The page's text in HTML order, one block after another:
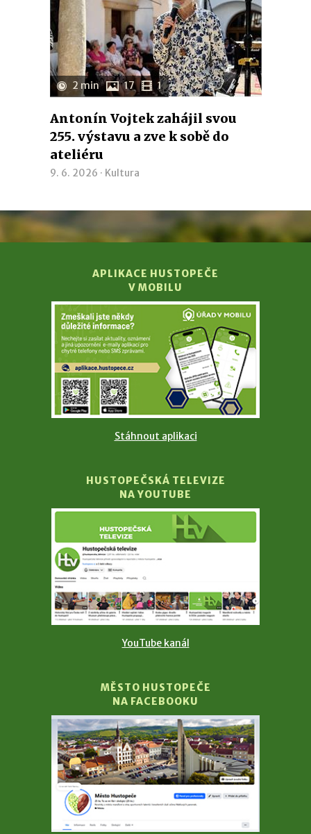
2 min 17 1
Antonín Vojtek zahájil svou
255. výstavu a zve k sobě do
ateliéru
9. 6. 2026 · Kultura
APLIKACE HUSTOPEČE
V MOBILU
Stáhnout aplikaci
HUSTOPEČSKÁ TELEVIZE
NA YOUTUBE
YouTube kanál
MĚSTO HUSTOPEČE
NA FACEBOOKU